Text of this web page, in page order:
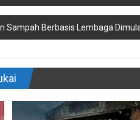
Sampah Berbasis Lembaga